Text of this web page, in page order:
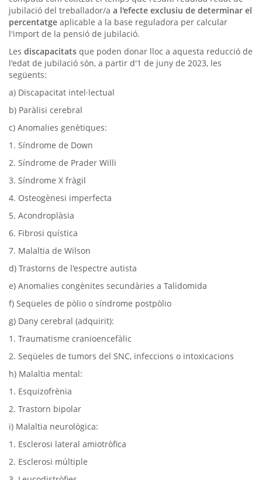
jubilació del treballador/a a l'efecte exclusiu de determinar el
percentatge aplicable a la base reguladora per calcular
l'import de la pensió de jubilació.
Les discapacitats que poden donar lloc a aquesta reducció de
l'edat de jubilació són, a partir d'1 de juny de 2023, les
següents:
a) Discapacitat intel·lectual
b) Paràlisi cerebral
c) Anomalies genètiques:
1. Síndrome de Down
2. Síndrome de Prader Willi
3. Síndrome X fràgil
4. Osteogènesi imperfecta
5. Acondroplàsia
6. Fibrosi quística
7. Malaltia de Wilson
d) Trastorns de l'espectre autista
e) Anomalies congènites secundàries a Talidomida
f) Seqüeles de pòlio o síndrome postpòlio
g) Dany cerebral (adquirit):
1. Traumatisme cranioencefàlic
2. Seqüeles de tumors del SNC, infeccions o intoxicacions
h) Malaltia mental:
1. Esquizofrènia
2. Trastorn bipolar
i) Malaltia neurològica:
1. Esclerosi lateral amiotròfica
2. Esclerosi múltiple